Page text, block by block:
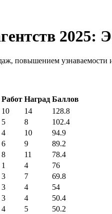
2025:
повышением
Работ Наград Баллов
10 14
128.8
5 8
102.4
4 10
94.9
6 9
89.2
8 11
78.4
1 4
76
3 7
69.8
3 4
54
3 4
50.4
4 5
50.2